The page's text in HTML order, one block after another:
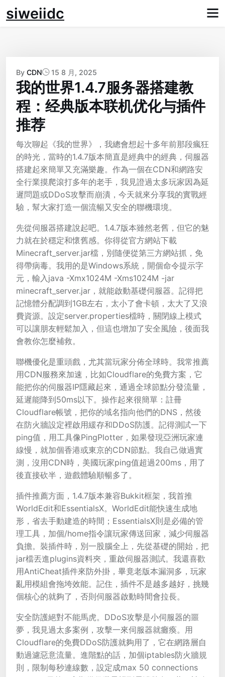
Skip
tosiweiidc
By CDN 15 8 月, 2025
我的世界1.4.7服务器搭建教
程：经典版本联机优化与插件
推荐
每次聊起《我的世界》，我總會想起十多年前那段瘋狂
的時光，當時的1.4.7版本簡直是經典中的經典，伺服器
搭建起來簡單又充滿樂趣。作為一個在CDN和網路安
全行業摸爬滾打多年的老手，我見證過太多玩家因為延
遲問題或DDoS攻擊而崩潰，今天就來分享我的實戰經
驗，幫大家打造一個流暢又安全的聯機環境。
先從伺服器搭建說起吧。1.4.7版本雖然老舊，但它的魅
力就在於穩定和懷舊感。你得從官方網站下載
Minecraft_server.jar檔，別隨便從第三方網站抓，免
得帶病毒。我用的是Windows系統，開個命令提示字
元，輸入java -Xmx1024M -Xms1024M -jar
minecraft_server.jar，就能啟動基礎伺服器。記得把
記憶體分配調到1GB左右，太小了會卡頓，太大了又浪
費資源。設定server.properties檔時，關閉線上模式
可以讓朋友輕鬆加入，但這也增加了安全風險，後面我
會教你怎麼補救。
聯機優化是重頭戲，尤其當玩家分佈全球時。我常推薦
用CDN服務來加速，比如Cloudflare的免費方案，它
能把你的伺服器IP隱藏起來，通過全球節點分發流量，
延遲能降到50ms以下。操作起來很簡單：註冊
Cloudflare帳號，把你的域名指向他們的DNS，然後
在防火牆設定裡啟用緩存和DDoS防護。記得測試一下
ping值，用工具像PingPlotter，如果發現亞洲玩家連
線慢，就加個香港或東京的CDN節點。我自己做過實
測，沒用CDN時，美國玩家ping值超過200ms，用了
後直接砍半，遊戲體驗順暢多了。
插件推薦方面，1.4.7版本兼容Bukkit框架，我首推
WorldEdit和EssentialsX。WorldEdit能快速生成地
形，省去手動建造的時間；EssentialsX則是必備的管
理工具，加個/home指令讓玩家傳送回家，減少伺服器
負擔。裝插件時，別一股腦全上，先從基礎的開始，把
jar檔丟進plugins資料夾，重啟伺服器測試。我還喜歡
用AntiCheat插件來防外掛，畢竟老版本漏洞多，玩家
亂用模組會拖垮效能。記住，插件不是越多越好，挑幾
個核心的就夠了，否則伺服器啟動時間會拉長。
安全防護絕對不能馬虎。DDoS攻擊是小伺服器的噩
夢，我見過太多案例，攻擊一來伺服器就癱瘓。用
Cloudflare的免費DDoS防護就夠用了，它在網路層自
動過濾惡意流量。進階點的話，加個iptables防火牆規
則，限制每秒連線數，設定成max 50 connections